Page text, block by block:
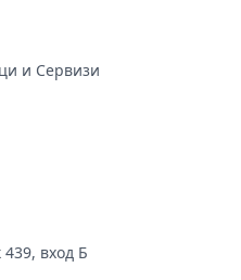
и Сервизи
вход Б